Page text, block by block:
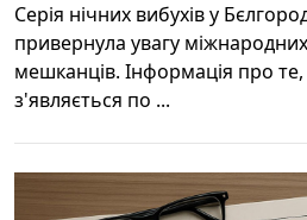
Серія нічних вибухів у
привернула увагу
мешканців. Інформація про
з'являється по ...